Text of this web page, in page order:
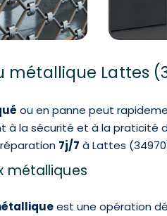
métallique Lattes
ou en panne peut
à la sécurité et à la praticité
7j/7 à Lattes
métalliques
est une opération